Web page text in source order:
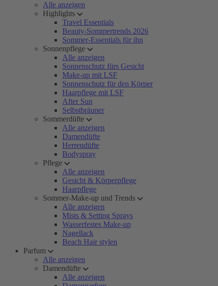
Alle anzeigen
Highlights
Travel Essentials
Beauty-Sommertrends 2026
Sommer-Essentials für ihn
Sonnenpflege
Alle anzeigen
Sonnenschutz fürs Gesicht
Make-up mit LSF
Sonnenschutz für den Körper
Haarpflege mit LSF
After Sun
Selbstbräuner
Sommerdüfte
Alle anzeigen
Damendüfte
Herrendüfte
Bodyspray
Pflege
Alle anzeigen
Gesicht & Körperpflege
Haarpflege
Sommer-Make-up und Trends
Alle anzeigen
Mists & Setting Sprays
Wasserfestes Make-up
Nagellack
Beach Hair stylen
Parfum
Alle anzeigen
Damendüfte
Alle anzeigen